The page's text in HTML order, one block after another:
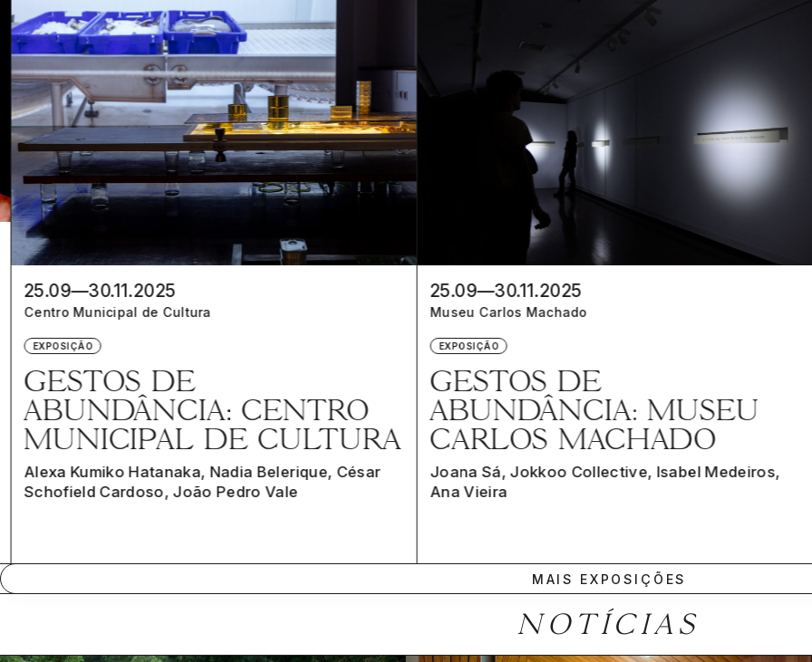
25.09—30.11.2025
Centro Municipal de Cultura
EXPOSIÇÃO
GESTOS DE
ABUNDÂNCIA: CENTRO
MUNICIPAL DE CULTURA
Alexa Kumiko Hatanaka, Nadia Belerique, César
Schofield Cardoso, João Pedro Vale
25.09—30.11.2025
Museu Carlos Machado
EXPOSIÇÃO
GESTOS DE
ABUNDÂNCIA: MUSEU
CARLOS MACHADO
Joana Sá, Jokkoo Collective, Isabel Medeiros,
Ana Vieira
MAIS EXPOSIÇÕES
NOTÍCIAS